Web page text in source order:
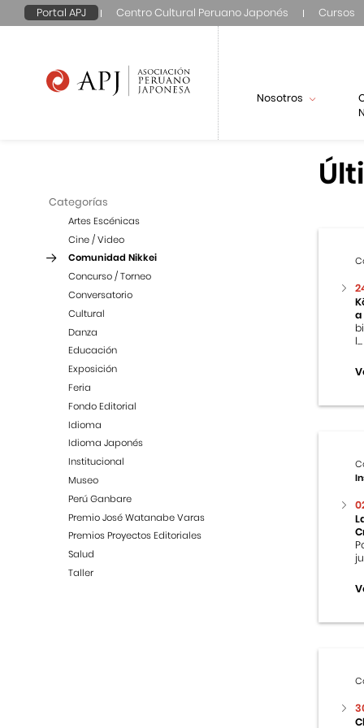
Portal APJ Centro Cultural Peruano Japonés Cursos
Nosotros
Categorías
Artes Escénicas
Cine / Video
Comunidad Nikkei
Concurso / Torneo
Conversatorio
Cultural
Danza
Educación
Exposición
Feria
Fondo Editorial
Idioma
Idioma Japonés
Institucional
Museo
Perú Ganbare
Premio José Watanabe Varas
Premios Proyectos Editoriales
Salud
Taller
a
l...